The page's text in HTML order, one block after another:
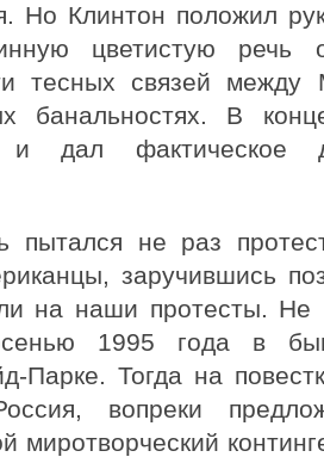
Но Клинтон положил
цветистую
тесных связей
банальностях. В
и дал фактическое
пытался не раз
заручившись
на наши протесты. Не
1995 года в
Парке. Тогда на
вопреки
миротворческий